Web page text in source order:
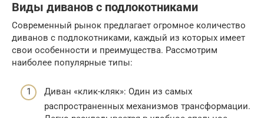
Виды диванов с подлокотниками
Современный рынок предлагает огромное количество
диванов с подлокотниками, каждый из которых имеет
свои особенности и преимущества. Рассмотрим
наиболее популярные типы:
Диван «клик-кляк»: Один из самых
распространенных механизмов трансформации.